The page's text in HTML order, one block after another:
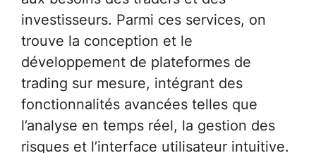
investisseurs. Parmi ces services, on
trouve la conception et le
développement de plateformes de
trading sur mesure, intégrant des
fonctionnalités avancées telles que
l’analyse en temps réel, la gestion des
risques et l’interface utilisateur intuitive.